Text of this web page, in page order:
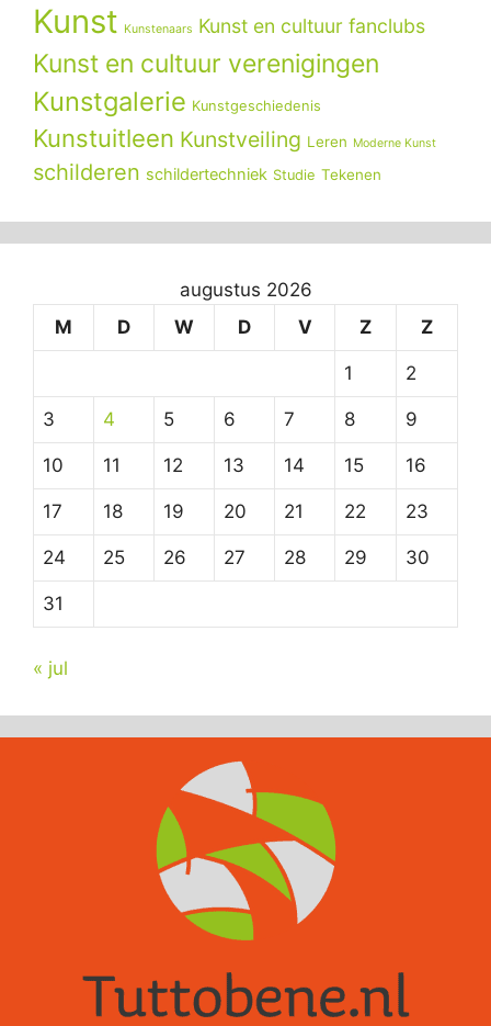
Kunst Kunstenaars Kunst en cultuur fanclubs
Kunst en cultuur verenigingen
Kunstgalerie Kunstgeschiedenis
Kunstuitleen Kunstveiling Leren Moderne Kunst
schilderen schildertechniek Studie Tekenen
augustus 2026
M
D W D V Z Z
1 2
3 4 5 6 7 8 9
10 11 12 13 14 15 16
17 18 19 20 21 22 23
24 25 26 27 28 29 30
31
« jul